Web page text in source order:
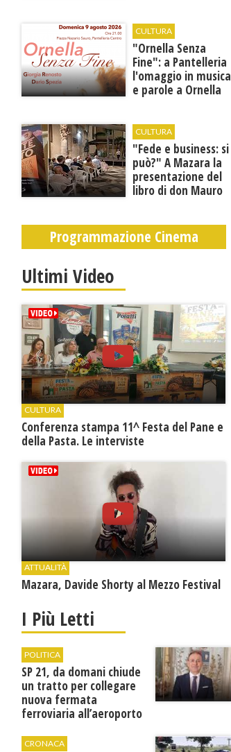
CULTURA
​"Ornella Senza
Fine": a Pantelleria
l'omaggio in musica
e parole a Ornella
CULTURA
"Fede e business: si
può?" A Mazara la
presentazione del
libro di don Mauro
Programmazione Cinema
Ultimi Video
CULTURA
Conferenza stampa 11^ Festa del Pane e
della Pasta. Le interviste
ATTUALITÀ
Mazara, Davide Shorty al Mezzo Festival
I Più Letti
POLITICA
SP 21, da domani chiude
un tratto per collegare
nuova fermata
ferroviaria all’aeroporto
CRONACA